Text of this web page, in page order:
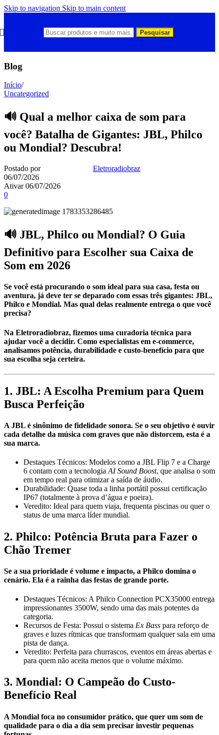
Skip to navigation Skip to main content
Pesquisar
Blog
Início/
Uncategorized
🔊 Qual a melhor caixa de som para
você? Batalha de Gigantes: JBL, Philco
ou Mondial? Descubra!
Postado por
Eletroradiobraz
06/07/2026
Ativar 06/07/2026
0
🔊 JBL, Philco ou Mondial? O Guia
Definitivo para Escolher sua Caixa de
Som em 2026
Se você está procurando o som ideal para sua casa, festa ou
aventura, já deve ter se deparado com essas três gigantes: JBL,
Philco e Mondial. Mas qual delas realmente entrega o que você
precisa?
Na Eletroradiobraz, fizemos uma curadoria técnica para
ajudar você a decidir. Como especialistas em e-commerce,
analisamos potência, durabilidade e custo-benefício para que
sua escolha seja certeira.
1. JBL: A Escolha Premium para Quem
Busca Perfeição
A JBL é sinônimo de fidelidade sonora. Se o seu objetivo é ouvir
cada detalhe da música com graves que não distorcem, esta é a
sua marca.
Destaques Técnicos: Modelos como a JBL Flip 7 e a Charge
6 contam com a tecnologia AI Sound Boost, que analisa o som
em tempo real para otimizar a saída de áudio.
Durabilidade: Quase toda a linha portátil possui certificação
IP67 (totalmente à prova d’água e poeira).
Veredito: Ideal para quem viaja, frequenta piscinas ou quer o
status de uma marca líder mundial.
2. Philco: Potência Bruta para Fazer o
Chão Tremer
Se a sua prioridade é volume e impacto, a Philco domina o
cenário. Ela é a rainha das festas de grande porte.
Destaques Técnicos: A Philco Connection PCX35000 entrega
impressionantes 3500W, sendo uma das mais potentes da
categoria.
Recursos de Festa: Possui o sistema Ex Bass para reforço de
graves e luzes rítmicas que transformam qualquer sala em uma
pista de dança.
Veredito: Perfeita para churrascos, eventos em áreas abertas e
para quem não aceita menos que o volume máximo.
3. Mondial: O Campeão do Custo-
Benefício Real
A Mondial foca no consumidor prático, que quer um som de
qualidade para o dia a dia sem precisar investir pequenas